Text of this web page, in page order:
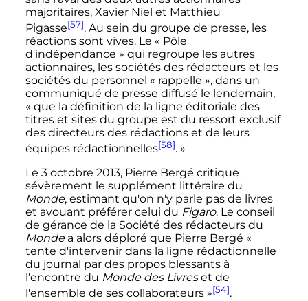
majoritaires, Xavier Niel et Matthieu
Pigasse[57]. Au sein du groupe de presse, les
réactions sont vives. Le « Pôle
d'indépendance » qui regroupe les autres
actionnaires, les sociétés des rédacteurs et les
sociétés du personnel « rappelle », dans un
communiqué de presse diffusé le lendemain,
« que la définition de la ligne éditoriale des
titres et sites du groupe est du ressort exclusif
des directeurs des rédactions et de leurs
équipes rédactionnelles[58]. »
Le 3 octobre 2013, Pierre Bergé critique
sévèrement le supplément littéraire du
Monde, estimant qu'on n'y parle pas de livres
et avouant préférer celui du Figaro. Le conseil
de gérance de la Société des rédacteurs du
Mondea alors déploré que Pierre Bergé «
tente d'intervenir dans la ligne rédactionnelle
du journal par des propos blessants à
l'encontre du Monde des Livreset de
l'ensemble de ses collaborateurs »[54].